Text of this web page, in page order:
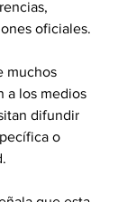
oficiales.
muchos
a los medios
difundir
o